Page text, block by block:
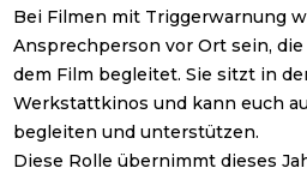
Bei Filmen mit Triggerwarnung
Ansprechperson vor Ort sein,
dem Film begleitet. Sie sitzt in
Werkstattkinos und kann euch
begleiten und unterstützen.
Diese Rolle übernimmt dieses